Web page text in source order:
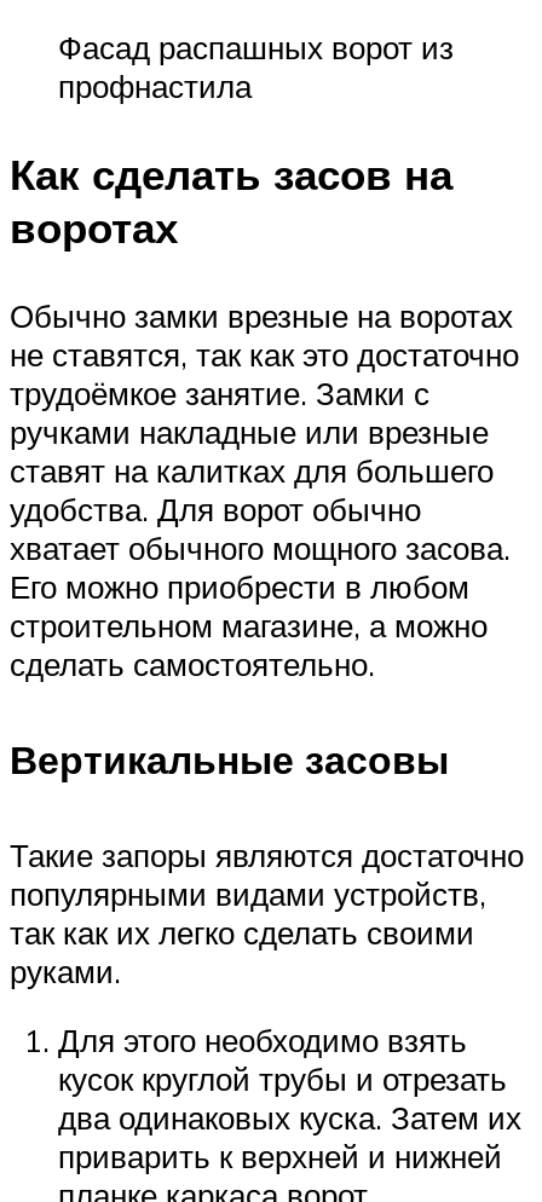
Фасад распашных ворот из
профнастила
Как сделать засов на
воротах
Обычно замки врезные на воротах
не ставятся, так как это достаточно
трудоёмкое занятие. Замки с
ручками накладные или врезные
ставят на калитках для большего
удобства. Для ворот обычно
хватает обычного мощного засова.
Его можно приобрести в любом
строительном магазине, а можно
сделать самостоятельно.
Вертикальные засовы
Такие запоры являются достаточно
популярными видами устройств,
так как их легко сделать своими
руками.
Для этого необходимо взять
кусок круглой трубы и отрезать
два одинаковых куска. Затем их
приварить к верхней и нижней